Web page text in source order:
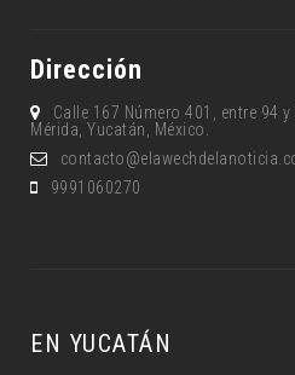
Dirección
Calle 167 Número 401, entre 94
Mérida, Yucatán, México.
9991060270
EN YUCATÁN